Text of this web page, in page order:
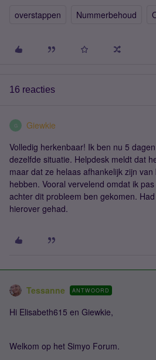
overstappen Nummerbehoud
16 reacties
G Giewkie
Volledig herkenbaar! Ik ben nu 5
dezelfde situatie. Helpdesk meldt dat
maar dat ze helaas afhankelijk zijn
hebben. Vooral vervelend omdat ik
achter dit probleem ben gekomen.
hierover gehad.
Tessanne ANTWOORD
Hi Elisabeth615 en Giewkie,
Welkom op het Simyo Forum.